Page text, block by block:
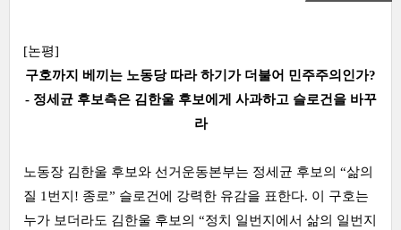
[논평]
구호까지 베끼는 노동당 따라 하기가 더불어 민주주의인가?
- 정세균 후보측은 김한울 후보에게 사과하고 슬로건을 바꾸
라
노동장 김한울 후보와 선거운동본부는 정세균 후보의 “삶의
질 1 번지 ! 종로” 슬로건에 강력한 유감을 표한다. 이 구호는
누가 보더라도 김한울 후보의 “정치 일번지에서 삶의 일번지